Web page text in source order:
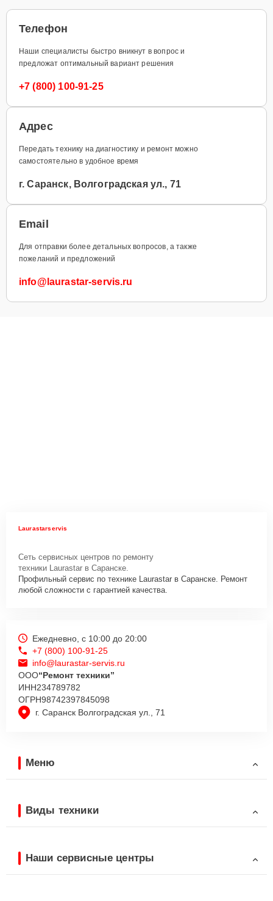
Телефон
Наши специалисты быстро вникнут в вопрос и
предложат оптимальный вариант решения
+7 (800) 100-91-25
Адрес
Передать технику на диагностику и ремонт можно
самостоятельно в удобное время
г. Саранск, Волгоградская ул., 71
Email
Для отправки более детальных вопросов, а также
пожеланий и предложений
info@laurastar-servis.ru
Laurastarservis
Сеть сервисных центров по ремонту
техники Laurastar в Саранске.
Профильный сервис по технике Laurastar в Саранске. Ремонт
любой сложности с гарантией качества.
г. Саранск Волгоградская ул., 71
Ежедневно, с 10:00 до 20:00
+7 (800) 100-91-25
info@laurastar-servis.ru
ООО“Ремонт техники”
ИНН234789782
ОГРН98742397845098
Меню
Виды техники
Наши сервисные центры